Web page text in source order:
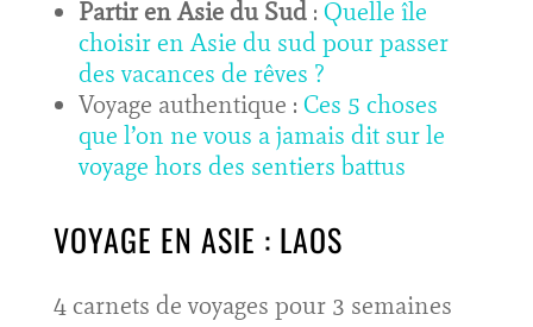
Partir en Asie du Sud : Quelle île
choisir en Asie du sud pour passer
des vacances de rêves ?
Voyage authentique : Ces 5 choses
que l’on ne vous a jamais dit sur le
voyage hors des sentiers battus
VOYAGE EN ASIE : LAOS
4 carnets de voyages pour 3 semaines